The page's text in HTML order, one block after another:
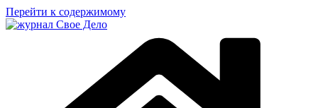
Перейти к содержимому